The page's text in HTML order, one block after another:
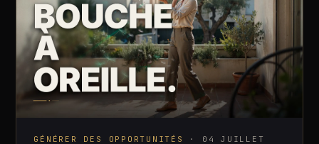
GÉNÉRER DES OPPORTUNITÉS · 04 JUILLET